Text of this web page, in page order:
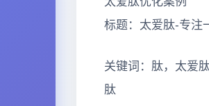
标题：太爱肽-专注
关键词：肽，太爱
肽